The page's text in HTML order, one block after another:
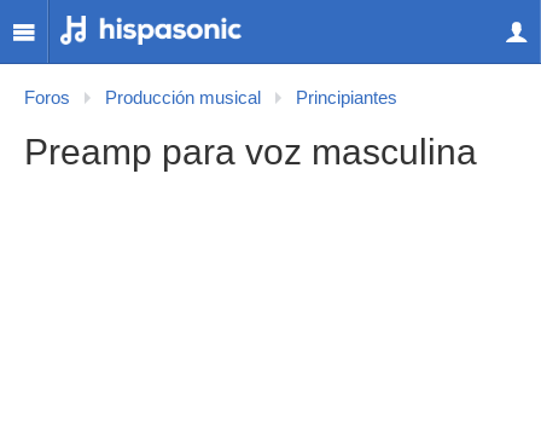
Foros Producción musical Principiantes
Preamp para voz masculina